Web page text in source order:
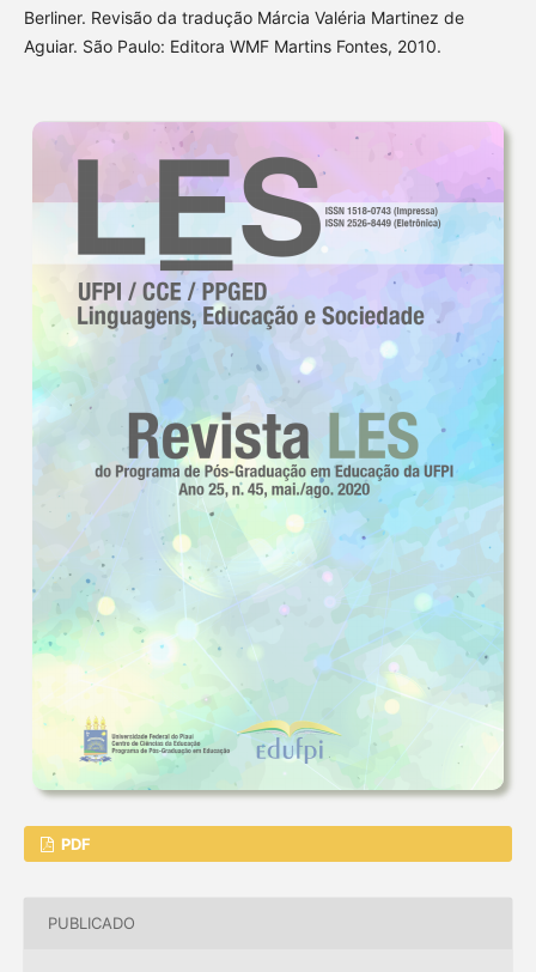
Berliner. Revisão da tradução Márcia Valéria Martinez de
Aguiar. São Paulo: Editora WMF Martins Fontes, 2010.
PDF
PUBLICADO